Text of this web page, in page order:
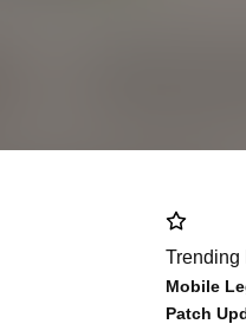
Trending
Mobile
Patch